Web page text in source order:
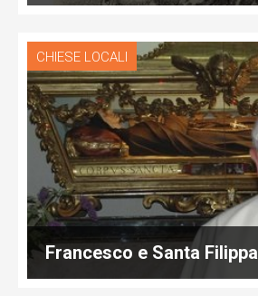
CHIESE LOCALI
Francesco e Santa Filippa